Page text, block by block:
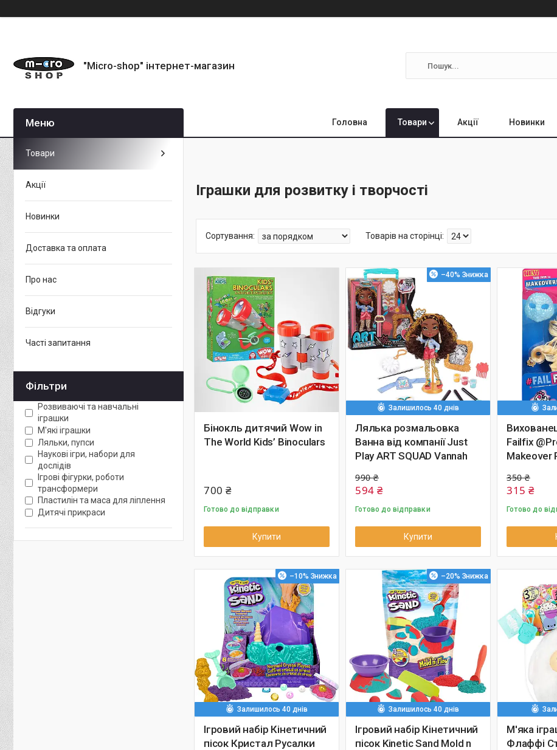
"Micro-shop" інтернет-магазин
Головна Товари Акції Новинки
Іграшки для розвитку і творчості
Бінокль дитячий Wow in
The World Kids’ Binoculars
700 ₴
Готово до відправки
Купити
–40%
Залишилось 40 днів
Лялька розмальовка
Ванна від компанії Just
Play ART SQUAD Vannah
990 ₴
594 ₴
Готово до відправки
Купити
Failfix
Makeover
350 ₴
315 ₴
Готово до
–10%
Залишилось 40 днів
Ігровий набір Кінетичний
пісок Кристал Русалки
–20%
Залишилось 40 днів
Ігровий набір Кінетичний
пісок Kinetic Sand Mold n
М'яка
Флаффі
Товари
Акції
Новинки
Доставка та оплата
Про нас
Відгуки
Часті запитання
Фільтри
Розвиваючі та навчальні
іграшки
М'які іграшки
Ляльки, пупси
Наукові ігри, набори для
дослідів
Ігрові фігурки, роботи
трансформери
Пластилін та маса для ліплення
Дитячі прикраси